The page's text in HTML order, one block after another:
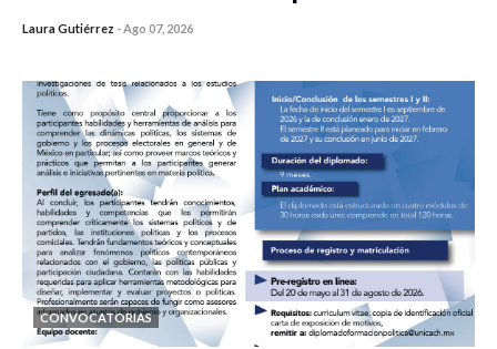
Laura Gutiérrez -Ago 07, 2026
CONVOCATORIAS